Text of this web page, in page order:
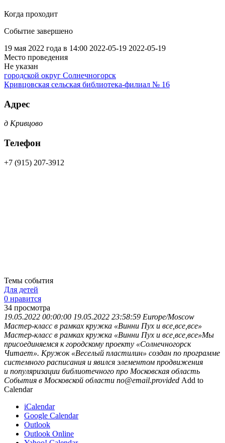
Когда проходит
Событие завершено
19 мая 2022 года в 14:00 2022-05-19 2022-05-19
Место проведения
Не указан
городской округ Солнечногорск
Кривцовская сельская библиотека-филиал № 16
Адрес
д Кривцово
Телефон
+7 (915) 207-3912
Темы события
Для детей
0 нравится
34 просмотра
19.05.2022 00:00:00 19.05.2022 23:58:59 Europe/Moscow
Мастер-класс в рамках кружка «Винни Пух и все,все,все»
Мастер-класс в рамках кружка «Винни Пух и все,все,все»Мы
присоединяемся к городскому проекту «Солнечногорск
Читает». Кружок «Веселый пластилин» создан по программе
системного расписания и явился элементом продвижения
и популяризации библиотечного про Московская область
События в Московской области no@email.provided Add to
Calendar
iCalendar
Google Calendar
Outlook
Outlook Online